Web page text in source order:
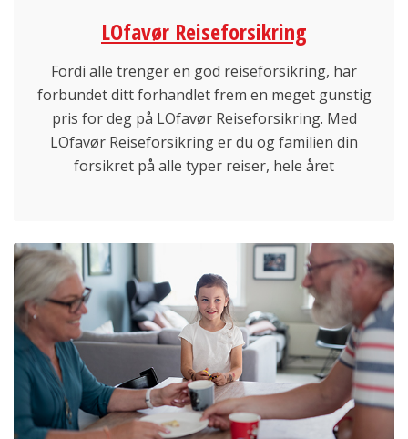
LOfavør Reiseforsikring
Fordi alle trenger en god reiseforsikring, har
forbundet ditt forhandlet frem en meget gunstig
pris for deg på LOfavør Reiseforsikring. Med
LOfavør Reiseforsikring er du og familien din
forsikret på alle typer reiser, hele året